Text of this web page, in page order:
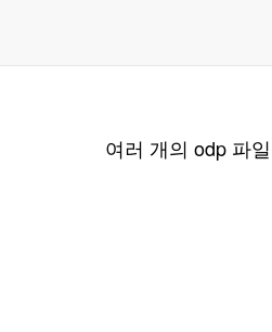
여러 개의 odp 파